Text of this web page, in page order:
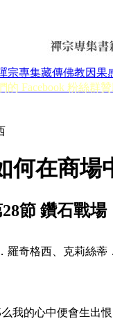
宗專集藏傳佛教因果
的 Facebook 粉絲群
何在商
節 鑽石戰場
羅奇格西、克莉絲蒂
的心中便會生出恨